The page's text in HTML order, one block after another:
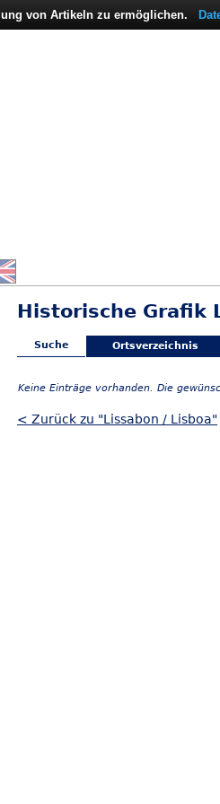
Historische Grafik
Suche Ortsverzeichnis
Keine Einträge vorhanden. Die
< Zurück zu "Lissabon / Lisboa"
von Artikeln zu ermöglichen.